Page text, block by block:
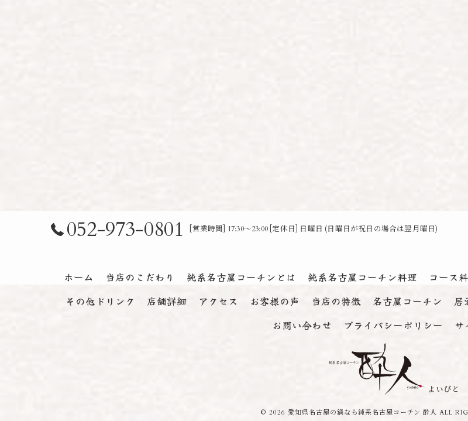
052-973-0801 [営業時間] 17:30～23:00 [定休日] 日曜日 (日曜日が祝日の場合は翌月曜日)
ホーム 当店のこだわり 純系名古屋コーチンとは 純系名古屋コーチン料理 コース
その他ドリンク
店舗詳細 アクセス お客様の声 当店の特徴 名古屋コーチン 居
お問い合わせ
プライバシーポリシー サ
© 2026 愛知県名古屋の鍋なら純系名古屋コーチン 酔人 ALL